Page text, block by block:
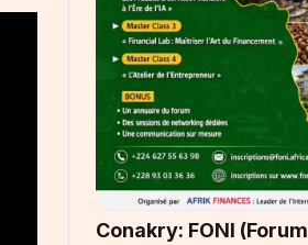
Conakry: FONI (Forum